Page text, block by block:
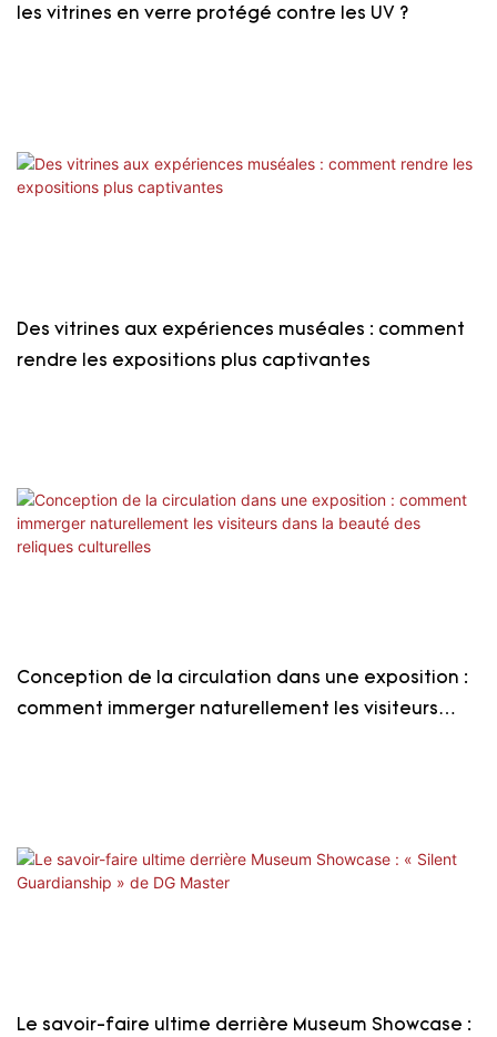
les vitrines en verre protégé contre les UV ?
Des vitrines aux expériences muséales : comment
rendre les expositions plus captivantes
Conception de la circulation dans une exposition :
comment immerger naturellement les visiteurs
Le savoir-faire ultime derrière Museum Showcase :